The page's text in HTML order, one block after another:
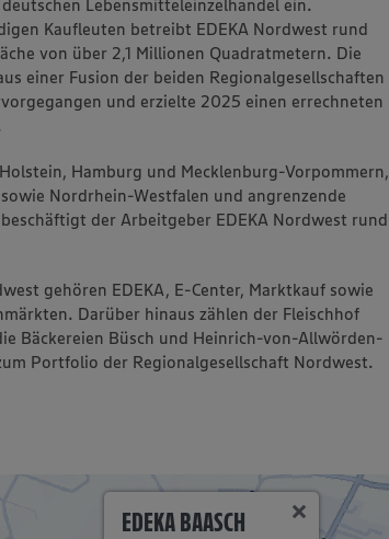
Lebensmitteleinzelhandel ein.
Kaufleuten betreibt EDEKA Nordwest rund
von über 2,1 Millionen Quadratmetern. Die
einer Fusion der beiden Regionalgesellschaften
und erzielte 2025 einen errechneten
Hamburg und Mecklenburg-Vorpommern,
Nordrhein-Westfalen und angrenzende
der Arbeitgeber EDEKA Nordwest rund
gehören EDEKA, E-Center, Marktkauf sowie
Darüber hinaus zählen der Fleischhof
Bäckereien Büsch und Heinrich-von-Allwörden-
Portfolio der Regionalgesellschaft Nordwest.
EDEKA BAASCH